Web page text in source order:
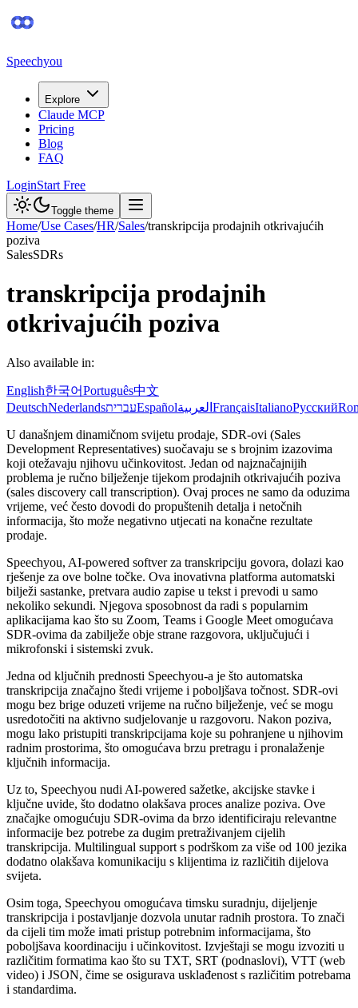
Speechyou
Explore
Claude MCP
Pricing
Blog
FAQ
LoginStart Free
Toggle theme
Home/Use Cases/HR/Sales/transkripcija prodajnih otkrivajućih
poziva
SalesSDRs
transkripcija prodajnih
otkrivajućih poziva
Also available in:
English한국어Português中文
DeutschNederlandsעבריתEspañolالعربية FrançaisItalianoРусский
U današnjem dinamičnom svijetu prodaje, SDR-ovi (Sales
Development Representatives) suočavaju se s brojnim izazovima
koji otežavaju njihovu učinkovitost. Jedan od najznačajnijih
problema je ručno bilježenje tijekom prodajnih otkrivajućih poziva
(sales discovery call transcription). Ovaj proces ne samo da oduzima
vrijeme, već često dovodi do propuštenih detalja i netočnih
informacija, što može negativno utjecati na konačne rezultate
prodaje.
Speechyou, AI-powered softver za transkripciju govora, dolazi kao
rješenje za ove bolne točke. Ova inovativna platforma automatski
bilježi sastanke, pretvara audio zapise u tekst i prevodi u samo
nekoliko sekundi. Njegova sposobnost da radi s popularnim
aplikacijama kao što su Zoom, Teams i Google Meet omogućava
SDR-ovima da zabilježe obje strane razgovora, uključujući i
mikrofonski i sistemski zvuk.
Jedna od ključnih prednosti Speechyou-a je što automatska
transkripcija značajno štedi vrijeme i poboljšava točnost. SDR-ovi
mogu bez brige oduzeti vrijeme na ručno bilježenje, već se mogu
usredotočiti na aktivno sudjelovanje u razgovoru. Nakon poziva,
mogu lako pristupiti transkripcijama koje su pohranjene u njihovim
radnim prostorima, što omogućava brzu pretragu i pronalaženje
ključnih informacija.
Uz to, Speechyou nudi AI-powered sažetke, akcijske stavke i
ključne uvide, što dodatno olakšava proces analize poziva. Ove
značajke omogućuju SDR-ovima da brzo identificiraju relevantne
informacije bez potrebe za dugim pretraživanjem cijelih
transkripcija. Multilingual support s podrškom za više od 100 jezika
dodatno olakšava komunikaciju s klijentima iz različitih dijelova
svijeta.
Osim toga, Speechyou omogućava timsku suradnju, dijeljenje
transkripcija i postavljanje dozvola unutar radnih prostora. To znači
da cijeli tim može imati pristup potrebnim informacijama, što
poboljšava koordinaciju i učinkovitost. Izvještaji se mogu izvoziti u
različitim formatima kao što su TXT, SRT (podnaslovi), VTT (web
video) i JSON, čime se osigurava usklađenost s različitim potrebama
i standardima.